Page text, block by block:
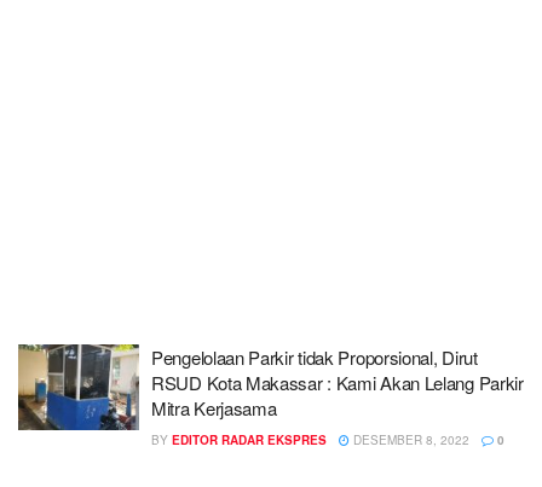
Pengelolaan Parkir tidak Proporsional, Dirut
RSUD Kota Makassar : Kami Akan Lelang Parkir
Mitra Kerjasama
BY EDITOR RADAR EKSPRES DESEMBER 8, 2022 0